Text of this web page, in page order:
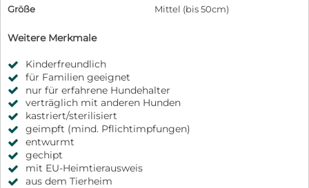
Größe
Mittel (bis 50cm)
Weitere Merkmale
Kinderfreundlich
für Familien geeignet
nur für erfahrene Hundehalter
verträglich mit anderen Hunden
kastriert/sterilisiert
geimpft (mind. Pflichtimpfungen)
entwurmt
gechipt
mit EU-Heimtierausweis
aus dem Tierheim